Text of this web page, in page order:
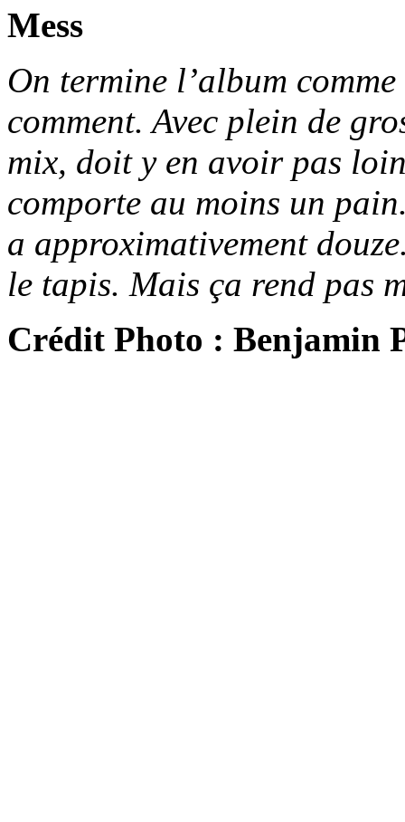
Mess
On termine l’album
comment. Avec plein de
mix, doit y en avoir pas
comporte au moins un
a approximativement
le tapis. Mais ça rend pas
Crédit Photo : Benjamin